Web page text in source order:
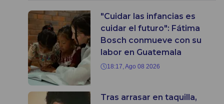
"Cuidar las infancias es
cuidar el futuro": Fátima
Bosch conmueve con su
labor en Guatemala
18:17, Ago 08 2026
Tras arrasar en taquilla,